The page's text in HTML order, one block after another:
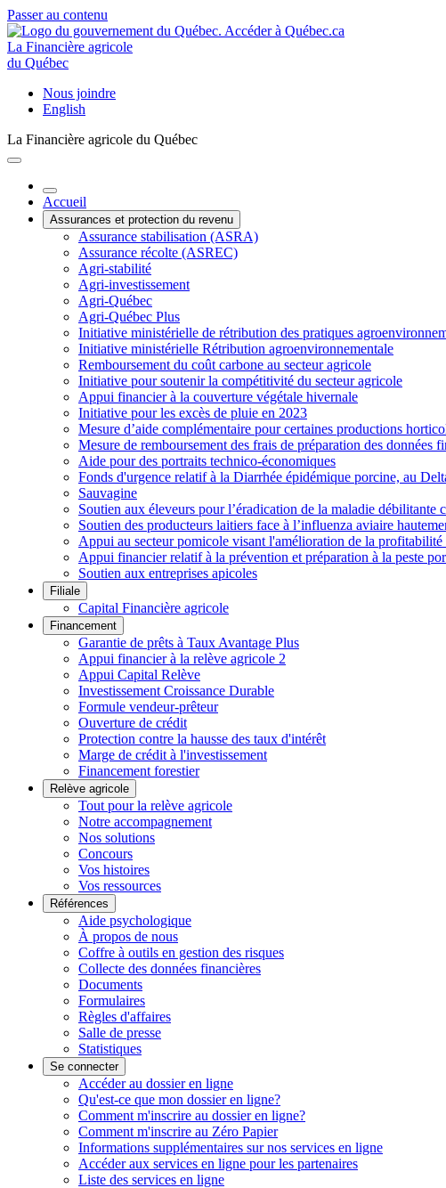
Passer au contenu
La Financière agricole
du Québec
Nous joindre
English
La Financière agricole du Québec
Accueil
Assurances et protection du revenu
Assurance stabilisation (ASRA)
Assurance récolte (ASREC)
Agri-stabilité
Agri-investissement
Agri-Québec
Agri-Québec Plus
Initiative ministérielle de rétribution des pratiques
Initiative ministérielle Rétribution agroenvironnementale
Remboursement du coût carbone au secteur agricole
Initiative pour soutenir la compétitivité du secteur agricole
Appui financier à la couverture végétale hivernale
Initiative pour les excès de pluie en 2023
Mesure d’aide complémentaire pour certaines productions
Mesure de remboursement des frais de préparation des données
Aide pour des portraits technico-économiques
Fonds d'urgence relatif à la Diarrhée épidémique porcine, au
Sauvagine
Soutien aux éleveurs pour l’éradication de la maladie débilitante
Soutien des producteurs laitiers face à l’influenza aviaire
Appui au secteur pomicole visant l'amélioration de la profitabilité
Appui financier relatif à la prévention et préparation à la peste
Soutien aux entreprises apicoles
Filiale
Capital Financière agricole
Financement
Garantie de prêts à Taux Avantage Plus
Appui financier à la relève agricole 2
Appui Capital Relève
Investissement Croissance Durable
Formule vendeur-prêteur
Ouverture de crédit
Protection contre la hausse des taux d'intérêt
Marge de crédit à l'investissement
Financement forestier
Relève agricole
Tout pour la relève agricole
Notre accompagnement
Nos solutions
Concours
Vos histoires
Vos ressources
Références
Aide psychologique
À propos de nous
Coffre à outils en gestion des risques
Collecte des données financières
Documents
Formulaires
Règles d'affaires
Salle de presse
Statistiques
Se connecter
Accéder au dossier en ligne
Qu'est-ce que mon dossier en ligne?
Comment m'inscrire au dossier en ligne?
Comment m'inscrire au Zéro Papier
Informations supplémentaires sur nos services en ligne
Accéder aux services en ligne pour les partenaires
Liste des services en ligne